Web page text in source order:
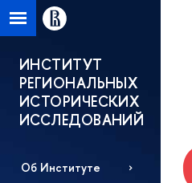
ИНСТИТУТ
РЕГИОНАЛЬНЫХ
ИСТОРИЧЕСКИХ
ИССЛЕДОВАНИЙ
Об Институте